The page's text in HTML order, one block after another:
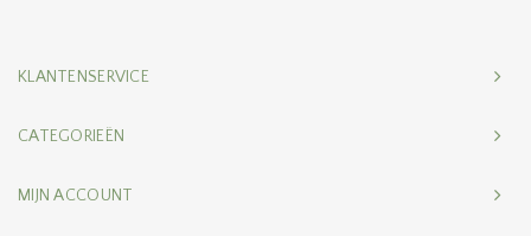
KLANTENSERVICE
CATEGORIEËN
MIJN ACCOUNT